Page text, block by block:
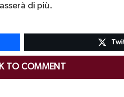
di più.
TO COMMENT